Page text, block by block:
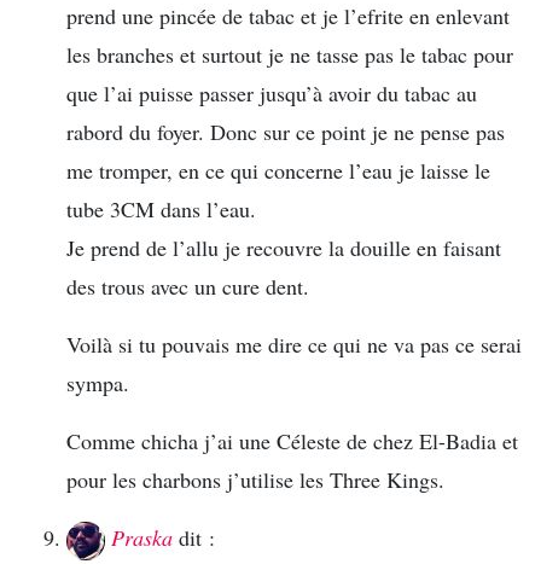
prend une pincée de tabac et je l’efrite en enlevant
les branches et surtout je ne tasse pas le tabac pour
que l’ai puisse passer jusqu’à avoir du tabac au
rabord du foyer. Donc sur ce point je ne pense pas
me tromper, en ce qui concerne l’eau je laisse le
tube 3CM dans l’eau.
Je prend de l’allu je recouvre la douille en faisant
des trous avec un cure dent.
Voilà si tu pouvais me dire ce qui ne va pas ce serai
sympa.
Comme chicha j’ai une Céleste de chez El-Badia et
pour les charbons j’utilise les Three Kings.
Praska dit :